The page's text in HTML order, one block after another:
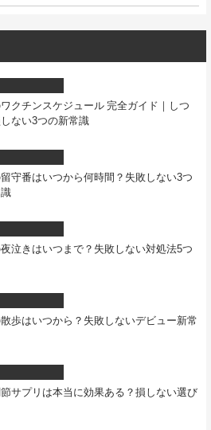
クチンスケジュール 完全ガイド｜しつ
ない3つの新常識
守番はいつから何時間？失敗しない3つ
泣きはいつまで？失敗しない対処法5つ
歩はいつから？失敗しないデビュー新常
サプリは本当に効果ある？損しない選び